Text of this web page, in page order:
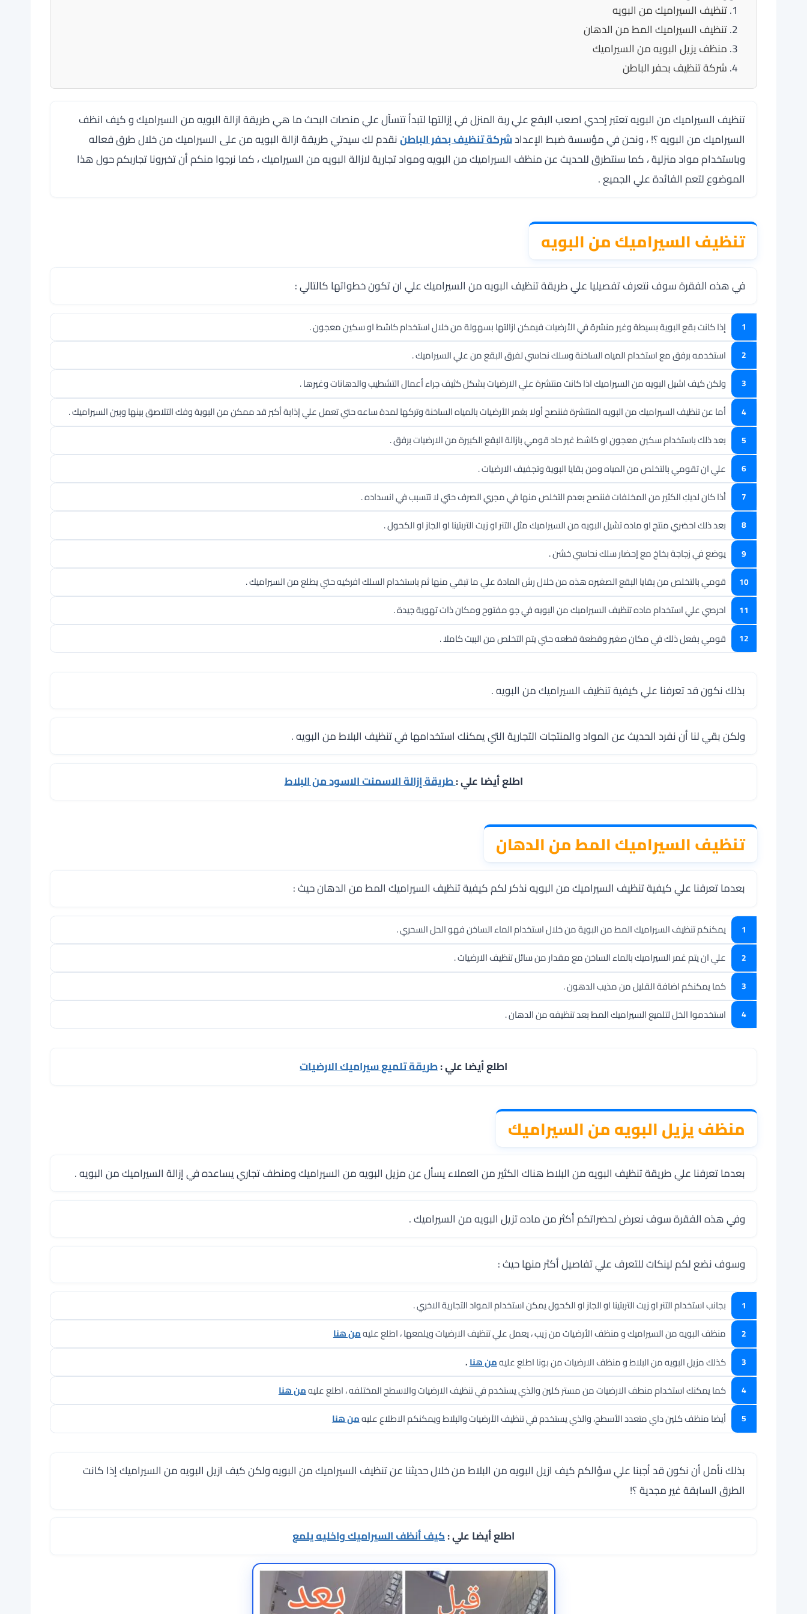
تنظيف السيراميك من البويه
تنظيف السيراميك المط من الدهان
منظف يزيل البويه من السيراميك
شركة تنظيف بحفر الباطن
تنظيف السيراميك من البويه تعتبر إحدي اصعب البقع علي ربة المنزل في إزالتها لتبدأ تتسآل علي منصات البحث ما هي طريقة ازالة البويه من السيراميك و كيف انظف
السيراميك من البويه ؟! ، ونحن في مؤسسة ضبط الإعدادشركة تنظيف بحفر الباطننقدم لكِ سيدتي طريقة ازالة البويه من على السيراميك من خلال طرق فعاله
وباستخدام مواد منزلية ، كما سنتطرق للحديث عن منظف السيراميك من البويه ومواد تجارية لازالة البويه من السيراميك ، كما نرجوا منكم أن تخبرونا تجاربكم حول هذا
الموضوع لتعم الفائدة علي الجميع .
تنظيف السيراميك من البويه
في هذه الفقرة سوف نتعرف تفصيليا علي طريقة تنظيف البويه من السيراميك علي ان تكون خطواتها كالتالي :
إذا كانت بقع البوية بسيطة وغير منشرة في الأرضيات فيمكن ازالتها بسهولة من خلال استخدام كاشط او سكين معجون .
استخدمه برفق مع استخدام المياه الساخنة وسلك نحاسي لفرق البقع من علي السيراميك .
ولكن كيف اشيل البويه من السيراميك اذا كانت منتشرة علي الارضيات بشكل كثيف جراء أعمال التشطيب والدهانات وغيرها .
أما عن تنظيف السيراميك من البويه المنتشرة فننصح أولا بغمر الأرضيات بالمياه الساخنة وتركها لمدة ساعه حتي تعمل علي إذابة أكبر قد ممكن من البوية وفك التلاصق بينها وبين السيراميك .
بعد ذلك باستخدام سكين معجون او كاشط غير حاد قومي بازالة البقع الكبيرة من الارضيات برفق .
علي ان تقومي بالتخلص من المياه ومن بقايا البوية وتجفيف الارضيات .
أذا كان لديكِ الكثير من المخلفات فننصح بعدم التخلص منها في مجري الصرف حتي لا تتسبب في انسداده .
بعد ذلك احضري منتج او ماده تشيل البويه من السيراميك مثل التنر او زيت التربتينا او الجاز او الكحول .
يوضع في زجاجة بخاخ مع إحضار سلك نحاسي خشن .
قومي بالتخلص من بقايا البقع الصغيره هذه من خلال رش المادة علي ما تبقي منها ثم باستخدام السلك افركيه حتي يطلع من السيراميك .
احرصي علي استخدام ماده تنظيف السيراميك من البويه في جو مفتوح ومكان ذات تهوية جيدة .
قومي بفعل ذلك في مكان صغير وقطعة قطعه حتي يتم التخلص من البيت كاملا .
بذلك نكون قد تعرفنا علي كيفية تنظيف السيراميك من البويه .
ولكن بقي لنا أن نفرد الحديث عن المواد والمنتجات التجارية التي يمكنك استخدامها في تنظيف البلاط من البويه .
اطلع أيضا علي :طريقة إزالة الاسمنت الاسود من البلاط
تنظيف السيراميك المط من الدهان
بعدما تعرفنا علي كيفية تنظيف السيراميك من البويه نذكر لكم كيفية تنظيف السيراميك المط من الدهان حيث :
يمكنكم تنظيف السيراميك المط من البوية من خلال استخدام الماء الساخن فهو الحل السحري .
علي ان يتم غمر السيراميك بالماء الساخن مع مقدار من سائل تنظيف الارضيات .
كما يمكنكم اضافة القليل من مذيب الدهون .
استخدموا الخل لتلميع السيراميك المط بعد تنظيفه من الدهان .
اطلع أيضا علي :طريقة تلميع سيراميك الارضيات
منظف يزيل البويه من السيراميك
بعدما تعرفنا علي طريقة تنظيف البويه من البلاط هناك الكثير من العملاء يسأل عن مزيل البويه من السيراميك ومنطف تجاري يساعده في إزالة السيراميك من البويه .
وفي هذه الفقرة سوف نعرض لحضراتكم أكثر من ماده تزيل البويه من السيراميك .
وسوف نضع لكم لينكات للتعرف علي تفاصيل أكثر منها حيث :
بجانب استخدام التنر او زيت التربتينا او الجاز او الكحول يمكن استخدام المواد التجارية الاخري .
منظف البويه من السيراميك و منظف الأرضيات من زيب ، يعمل علي تنظيف الارضيات ويلمعها ، اطلع عليهمن هنا
كذلك مزيل البويه من البلاط و منظف الارضيات من بونا اطلع عليهمن هنا.
كما يمكنك استخدام منطف الارضيات من مستر كلين والذي يستخدم في تنظيف الارضيات والاسطح المختلفه ، اطلع عليهمن هنا
أيضا منظف كلين داي متعدد الأسطح، والذي يستخدم في تنظيف الأرضيات والبلاط ويمكنكم الاطلاع عليهمن هنا
بذلك نأمل أن نكون قد أجبنا علي سؤالكم كيف ازيل البويه من البلاط من خلال حديثنا عن تنظيف السيراميك من البويه ولكن كيف ازيل البويه من السيراميك إذا كانت
الطرق السابقة غير مجدية ؟!
اطلع أيضا علي :كيف أنظف السيراميك واخليه يلمع